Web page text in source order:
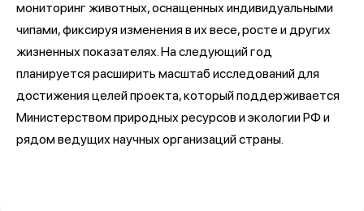
мониторинг животных, оснащенных индивидуальными
чипами, фиксируя изменения в их весе, росте и других
жизненных показателях. На следующий год
планируется расширить масштаб исследований для
достижения целей проекта, который поддерживается
Министерством природных ресурсов и экологии РФ и
рядом ведущих научных организаций страны.